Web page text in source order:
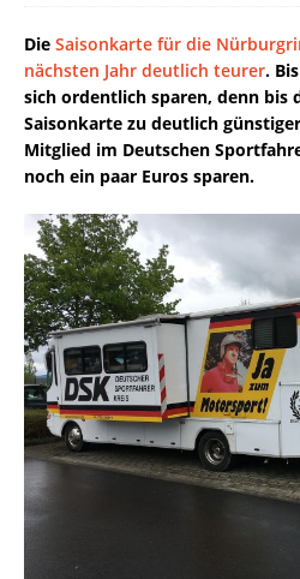
Die Saisonkarte für die
nächsten Jahr deutlich teurer.
sich ordentlich sparen, denn bis
Saisonkarte zu deutlich
Mitglied im Deutschen
noch ein paar Euros sparen.